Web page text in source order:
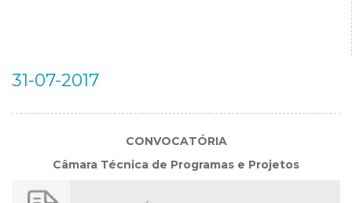
31-07-2017
CONVOCATÓRIA
Câmara Técnica de Programas e Projetos